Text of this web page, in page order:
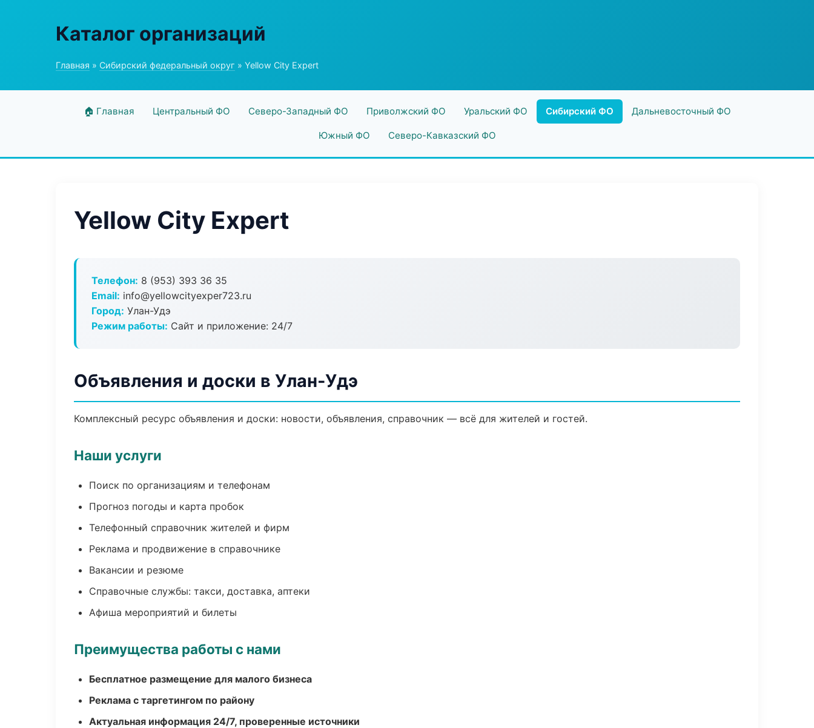
Каталог организаций
Главная » Сибирский федеральный округ » Yellow City Expert
🏠 Главная Центральный ФО Северо-Западный ФО Приволжский ФО Уральский ФО Сибирский ФО Дальневосточный ФО
Южный ФО Северо-Кавказский ФО
Yellow City Expert
Телефон: 8 (953) 393 36 35
Email: info@yellowcityexper723.ru
Город: Улан-Удэ
Режим работы: Сайт и приложение: 24/7
Объявления и доски в Улан-Удэ
Комплексный ресурс объявления и доски: новости, объявления, справочник — всё для жителей и гостей.
Наши услуги
Поиск по организациям и телефонам
Прогноз погоды и карта пробок
Телефонный справочник жителей и фирм
Реклама и продвижение в справочнике
Вакансии и резюме
Справочные службы: такси, доставка, аптеки
Афиша мероприятий и билеты
Преимущества работы с нами
Бесплатное размещение для малого бизнеса
Реклама с таргетингом по району
Актуальная информация 24/7, проверенные источники